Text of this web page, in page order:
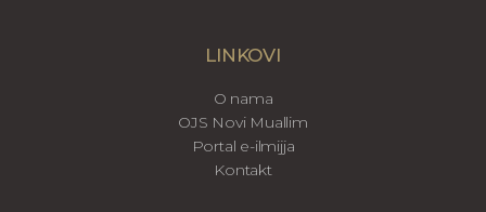
LINKOVI
O nama
OJS Novi Muallim
Portal e-ilmijja
Kontakt